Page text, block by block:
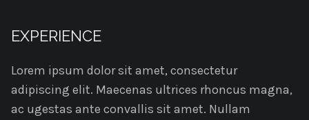
EXPERIENCE
Lorem ipsum dolor sit amet, consectetur
adipiscing elit. Maecenas ultrices rhoncus magna,
ac ugestas ante convallis sit amet. Nullam